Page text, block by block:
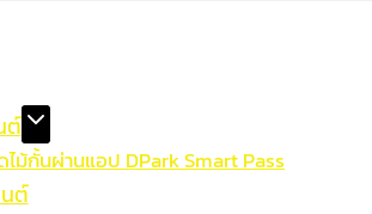
ต์
ม้กั้นผ่านแอป DPark Smart Pass
ต์